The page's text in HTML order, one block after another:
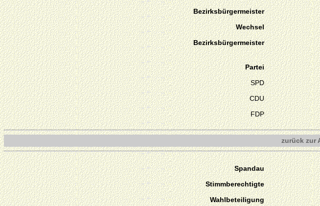
Bezirksbürgermeister
Wechsel
Bezirksbürgermeister
Partei
SPD
CDU
FDP
zurück zur
Spandau
Stimmberechtigte
Wahlbeteiligung